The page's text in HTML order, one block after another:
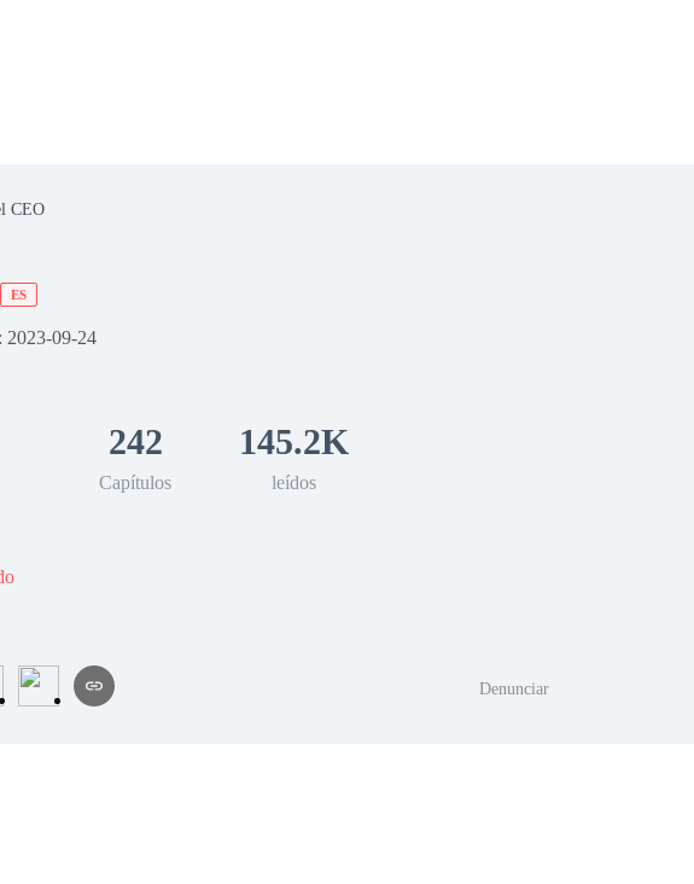
CEO
ES
2023-09-24
242
Capítulos
145.2K
leídos
Denunciar